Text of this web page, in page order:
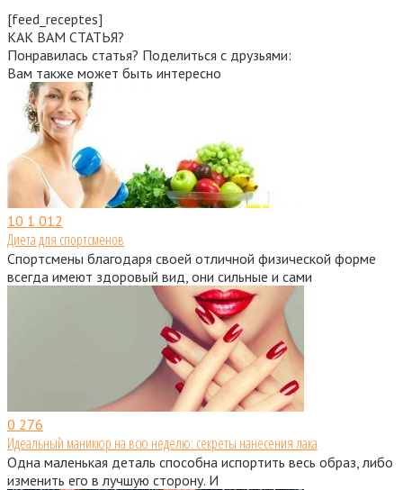
[feed_receptes]
КАК ВАМ СТАТЬЯ?
Понравилась статья? Поделиться с друзьями:
Вам также может быть интересно
10 1 012
Диета для спортcменов
Спортсмены благодаря своей отличной физической форме
всегда имеют здоровый вид, они сильные и сами
0 276
Идеальный маникюр на всю неделю: секреты нанесения лака
Одна маленькая деталь способна испортить весь образ, либо
изменить его в лучшую сторону. И